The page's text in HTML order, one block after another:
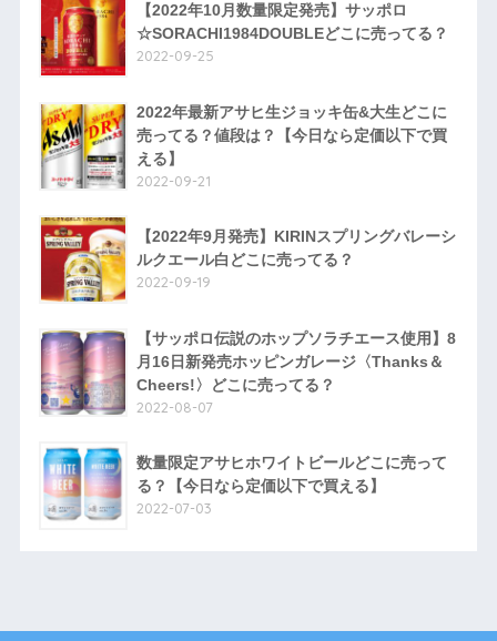
【2022年10月数量限定発売】サッポロ
☆SORACHI1984DOUBLEどこに売ってる？
2022-09-25
2022年最新アサヒ生ジョッキ缶&大生どこに
売ってる？値段は？【今日なら定価以下で買
える】
2022-09-21
【2022年9月発売】KIRINスプリングバレーシ
ルクエール白どこに売ってる？
2022-09-19
【サッポロ伝説のホップソラチエース使用】8
月16日新発売ホッピンガレージ〈Thanks＆
Cheers!〉どこに売ってる？
2022-08-07
数量限定アサヒホワイトビールどこに売って
る？【今日なら定価以下で買える】
2022-07-03